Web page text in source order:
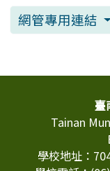
網管專用連結
頁尾區域內臺
Tainan
學校地址：